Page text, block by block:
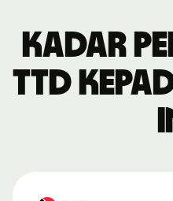
Kadar
TTD